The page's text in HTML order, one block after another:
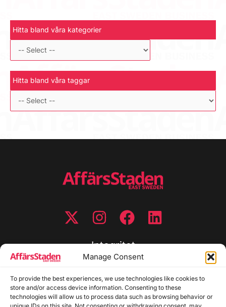
Manage Consent
To provide the best experiences, we use technologies like cookies to
store and/or access device information. Consenting to these
technologies will allow us to process data such as browsing behavior or
Hitta bland våra kategorier
Hitta bland våra taggar
Integritet
Cookiepolicy
Disclaimer
Redaktionell policy